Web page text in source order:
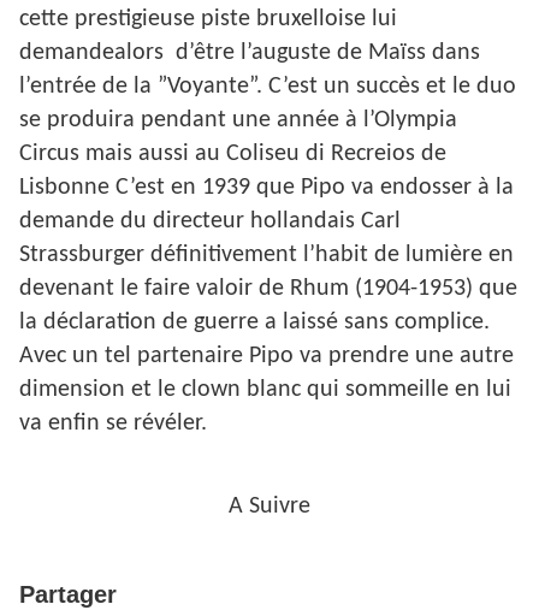
cette prestigieuse piste bruxelloise lui
demandealors d’être l’auguste de Maïss dans
l’entrée de la ”Voyante”. C’est un succès et le duo
se produira pendant une année à l’Olympia
Circus mais aussi au Coliseu di Recreios de
Lisbonne C’est en 1939 que Pipo va endosser à la
demande du directeur hollandais Carl
Strassburger définitivement l’habit de lumière en
devenant le faire valoir de Rhum (1904-1953) que
la déclaration de guerre a laissé sans complice.
Avec un tel partenaire Pipo va prendre une autre
dimension et le clown blanc qui sommeille en lui
va enfin se révéler.
A Suivre
Partager